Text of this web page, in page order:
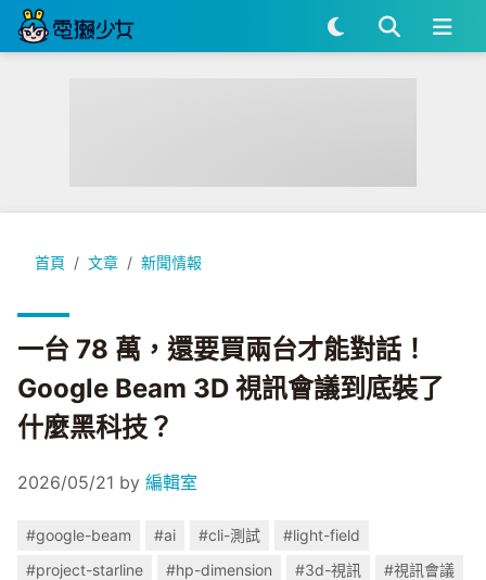
首頁 文章 新聞情報
一台 78 萬，還要買兩台才能對話！Google Beam 3D 視訊會議
一台 78 萬，還要買兩台才能對話！
Google Beam 3D 視訊會議到底裝了
什麼黑科技？
2026/05/21 by 編輯室
#google-beam #ai #cli-測試
#light-field
#project-starline
#hp-dimension #3d-視訊 #視訊會議